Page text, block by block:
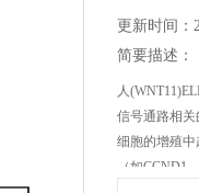
更新时间：
简要描述：
人
信号通路相
细胞的增殖
（如CCND1